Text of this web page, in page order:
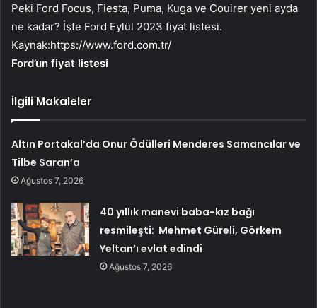
Peki Ford Focus, Fiesta, Puma, Kuga ve Couirer yeni ayda
ne kadar? İşte Ford Eylül 2023 fiyat listesi.
Kaynak:https://www.ford.com.tr/
Ford’un fiyat listesi
İlgili Makaleler
Altın Portakal’da Onur Ödülleri Menderes Samancılar ve
Tilbe Saran’a
Ağustos 7, 2026
40 yıllık manevi baba-kız bağı
resmileşti: Mehmet Güreli, Görkem
Yeltan’ı evlat edindi
Ağustos 7, 2026